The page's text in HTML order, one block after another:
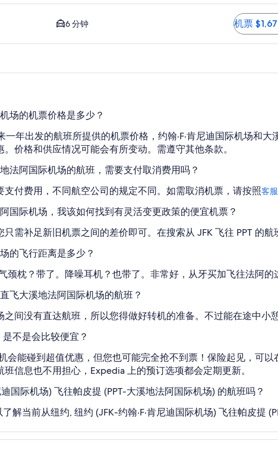
的最便宜且距离最近的选项。 到市中心的平均车程为 6 分钟。
6 分钟 机票
场的机票价格是多少？
年出发的航班所提供的机票价格，约翰·F·肯尼迪国际机场和
价格和供应情况可能会有所变动。需遵守其他条款。
法阿国际机场的航班，需要支付取消费用吗？
付费用，不同航空公司的规定不同。如需取消机票，请按照客
国际机场，我该如何找到有灵活变更政策的便宜机票？
需补足新旧机票之间的差价即可。在搜索从 JFK 飞往 PPT 的航
的飞行距离是多少？
颈枕？带了。降噪耳机？也带了。非常好，从牙买加飞往法阿的
飞大溪地法阿国际机场的航班？
之间没有直达航班，所以您得做好转机的准备。不过能在途中小
不是会比较便宜？
会能碰到超值优惠，但您也可能完全抢不到票！保险起见，可
信息也不用担心，Expedia 上的预订选项都会定期更新。
国际机场) 飞往帕皮提 (PPT-大溪地法阿国际机场) 的航班吗？
解当前从纽约, 纽约 (JFK-约翰·F·肯尼迪国际机场) 飞往帕皮提